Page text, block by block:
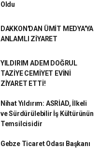
Oldu
DAKKON'DAN ÜMİT MEDYA'YA
ANLAMLI ZİYARET
YILDIRIM ADEM DOĞRUL
TAZİYE CEMİYET EVİNİ
ZİYARET ETTİ!
Nihat Yıldırım: ASRİAD, İlkeli
ve Sürdürülebilir İş Kültürünün
Temsilcisidir
Gebze Ticaret Odası Başkanı